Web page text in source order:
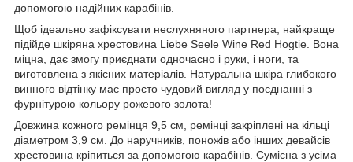
допомогою надійних карабінів.
Щоб ідеально зафіксувати неслухняного партнера, найкраще
підійде шкіряна хрестовина Liebe Seele Wine Red Hogtie. Вона
міцна, дає змогу приєднати одночасно і руки, і ноги, та
виготовлена ​​з якісних матеріалів. Натуральна шкіра глибокого
винного відтінку має просто чудовий вигляд у поєднанні з
фурнітурою кольору рожевого золота!
Довжина кожного ремінця 9,5 см, ремінці закріплені на кільці
діаметром 3,9 см. До наручників, поножів або інших девайсів
хрестовина кріпиться за допомогою карабінів. Сумісна з усіма